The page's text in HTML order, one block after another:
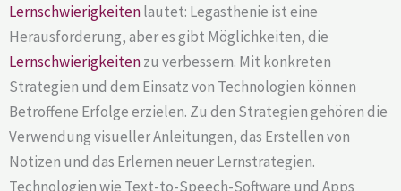
Lernschwierigkeitenlautet: Legasthenie ist eine
Herausforderung, aber es gibt Möglichkeiten, die
Lernschwierigkeitenzu verbessern. Mit konkreten
Strategien und dem Einsatz von Technologien können
Betroffene Erfolge erzielen. Zu den Strategien gehören die
Verwendung visueller Anleitungen, das Erstellen von
Notizen und das Erlernen neuer Lernstrategien.
Technologien wie Text-to-Speech-Software und Apps